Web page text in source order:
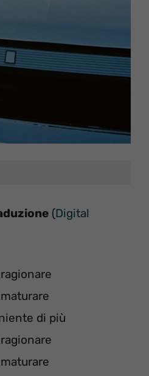
(Digital
di più